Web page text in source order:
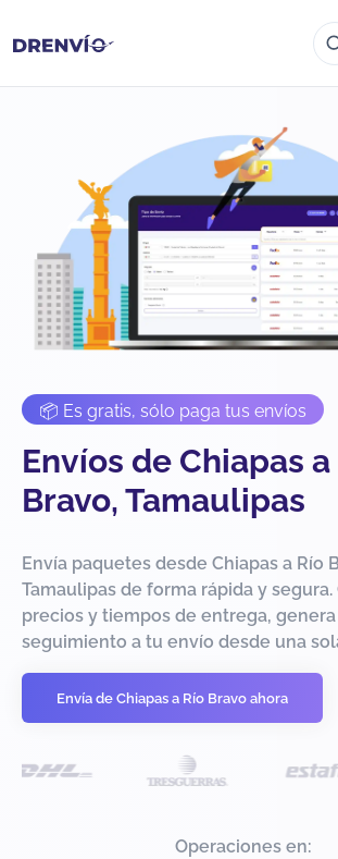
📦 Es gratis, sólo paga tus envíos
Envíos de Chiapas a
Bravo, Tamaulipas
Envía paquetes desde Chiapas a Río
Tamaulipas de forma rápida y segura.
precios y tiempos de entrega,
seguimiento a tu envío desde una
Envía de Chiapas a Río Bravo ahora
Operaciones en: